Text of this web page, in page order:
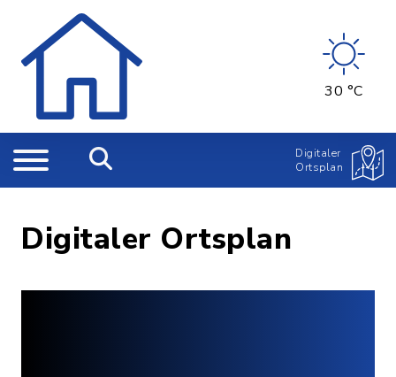
30 °C
Digitaler
Ortsplan
Digitaler Ortsplan